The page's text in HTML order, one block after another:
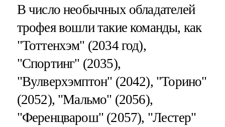
В число необычных обладателей
трофея вошли такие команды, как
"Тоттенхэм" (2034 год),
"Спортинг" (2035),
"Вулверхэмптон" (2042), "Торино"
(2052), "Мальмо" (2056),
"Ференцварош" (2057), "Лестер"